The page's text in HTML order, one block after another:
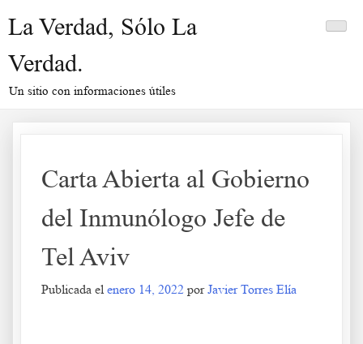
La Verdad, Sólo La
Verdad.
Un sitio con informaciones útiles
Carta Abierta al Gobierno
del Inmunólogo Jefe de
Tel Aviv
Publicada el enero 14, 2022 porJavier Torres Elía